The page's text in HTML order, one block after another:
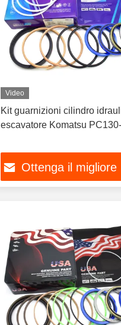
Video
Kit guarnizioni cilindro
escavatore Komatsu
Ottenga il migliore